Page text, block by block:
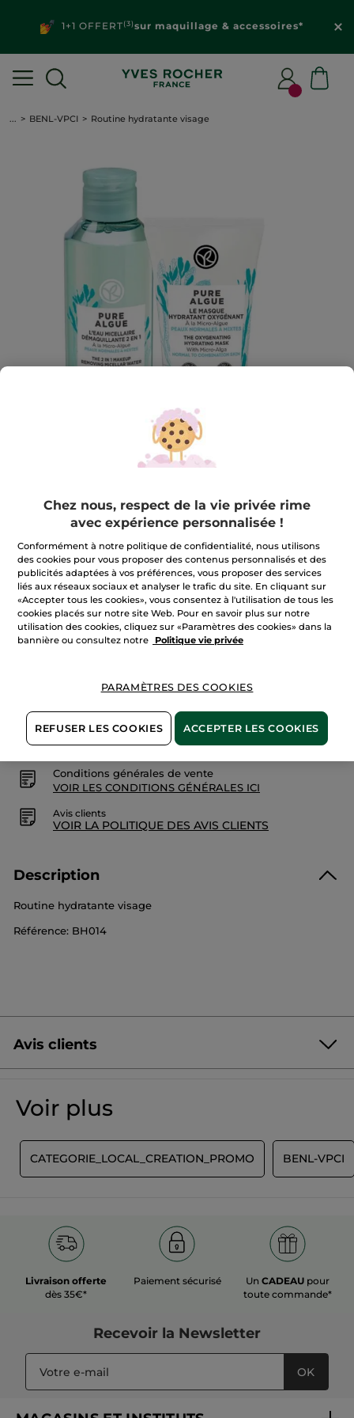
1+1 OFFERT(3)sur maquillage & accessoires*
... BENL-VPCI Routine hydratante visage
Routine hydratante visage
Routine hydratante visage
★★★★★
★★★★★
Aucune
valeur
notation
AJOUTER UN AVIS
Paiement sécurisé
Satisfait ou remboursé
Conditions générales de vente
VOIR LES CONDITIONS GÉNÉRALES ICI
Avis clients
VOIR LA POLITIQUE DES AVIS CLIENTS
Description
Routine hydratante visage
Référence: BH014
Avis clients
Aucune
valeur
pour
de
AJOUTER UN AVIS
Voir plus
CATEGORIE_LOCAL_CREATION_PROMO BENL-VPCI
Livraison offerte
dès 35€*
Paiement sécurisé UnCADEAU pour
toute commande*
Recevoir la Newsletter
OK
Chez nous, respect de la vie privée rime
avec expérience personnalisée !
Conformément à notre politique de confidentialité, nous utilisons
des cookies pour vous proposer des contenus personnalisés et des
publicités adaptées à vos préférences, vous proposer des services
liés aux réseaux sociaux et analyser le trafic du site. En cliquant sur
«Accepter tous les cookies», vous consentez à l'utilisation de tous les
cookies placés sur notre site Web. Pour en savoir plus sur notre
utilisation des cookies, cliquez sur «Paramètres des cookies» dans la
bannière ou consultez notre
Politique vie privée
PARAMÈTRES DES COOKIES
REFUSER LES COOKIES ACCEPTER LES COOKIES